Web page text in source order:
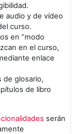
audio y de vídeo
curso.
en “modo
en el curso,
enlace
de glosario,
de libro
serán